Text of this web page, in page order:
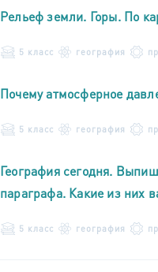
Рельеф земли. Горы. По
5 класс география
Почему атмосферное
5 класс география
География сегодня.
параграфа. Какие из них
5 класс география